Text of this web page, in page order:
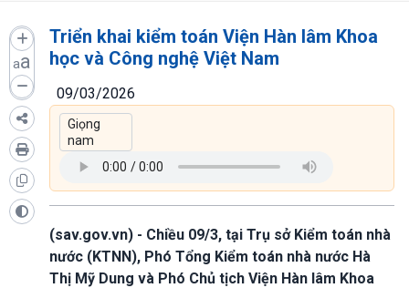
aa
Triển khai kiểm toán Viện Hàn lâm Khoa
học và Công nghệ Việt Nam
09/03/2026
(sav.gov.vn) - Chiều 09/3, tại Trụ sở Kiểm toán nhà
nước (KTNN), Phó Tổng Kiểm toán nhà nước Hà
Thị Mỹ Dung và Phó Chủ tịch Viện Hàn lâm Khoa